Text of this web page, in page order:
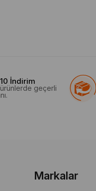
İndirim
geçerli
Markalar